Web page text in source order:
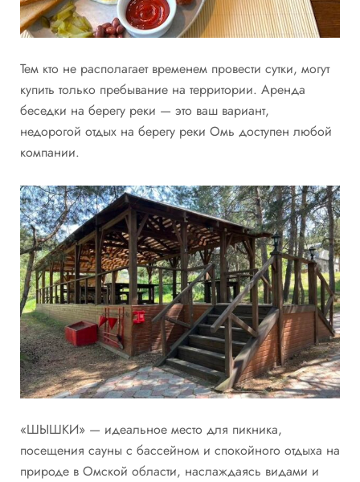
Тем кто не располагает временем провести сутки, могут
купить только пребывание на территории. Аренда
беседки на берегу реки — это ваш вариант,
недорогой отдых на берегу реки Омь доступен любой
компании.
«ШЫШКИ» — идеальное место для пикника,
посещения сауны с бассейном и спокойного отдыха на
природе в Омской области, наслаждаясь видами и